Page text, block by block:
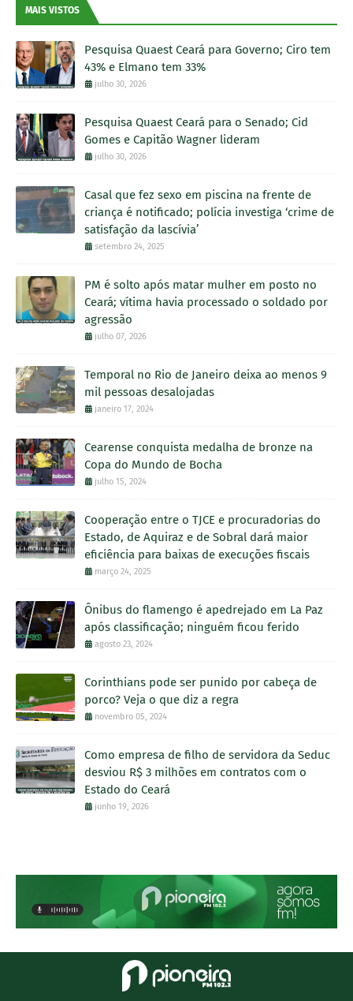
MAIS VISTOS
Pesquisa Quaest Ceará para Governo; Ciro tem
43% e Elmano tem 33%
julho 30, 2026
Pesquisa Quaest Ceará para o Senado; Cid
Gomes e Capitão Wagner lideram
julho 30, 2026
Casal que fez sexo em piscina na frente de
criança é notificado; polícia investiga ‘crime de
satisfação da lascívia’
setembro 24, 2025
PM é solto após matar mulher em posto no
Ceará; vítima havia processado o soldado por
agressão
julho 07, 2026
Temporal no Rio de Janeiro deixa ao menos 9
mil pessoas desalojadas
janeiro 17, 2024
Cearense conquista medalha de bronze na
Copa do Mundo de Bocha
julho 15, 2024
Cooperação entre o TJCE e procuradorias do
Estado, de Aquiraz e de Sobral dará maior
eficiência para baixas de execuções fiscais
março 24, 2025
Ônibus do flamengo é apedrejado em La Paz
após classificação; ninguém ficou ferido
agosto 23, 2024
Corinthians pode ser punido por cabeça de
porco? Veja o que diz a regra
novembro 05, 2024
Como empresa de filho de servidora da Seduc
desviou R$ 3 milhões em contratos com o
Estado do Ceará
junho 19, 2026